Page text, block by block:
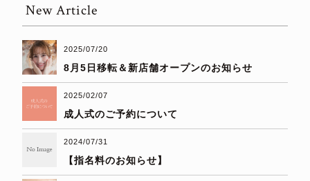
New Article
2025/07/20
8月5日移転＆新店舗オープンのお知らせ
2025/02/07
成人式のご予約について
2024/07/31
【指名料のお知らせ】